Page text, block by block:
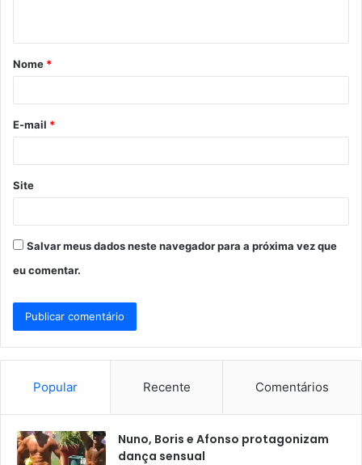
á
r
*
Nome *
E-mail *
Site
Salvar meus dados neste navegador para a próxima vez que
eu comentar.
Popular Recente Comentários
Nuno, Boris e Afonso protagonizam
dança sensual